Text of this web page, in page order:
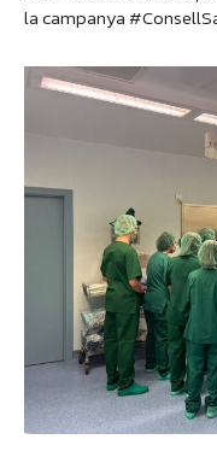
la campanya